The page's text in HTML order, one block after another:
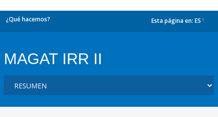
¿Qué hacemos? Esta página en: ES
MAGAT IRR II